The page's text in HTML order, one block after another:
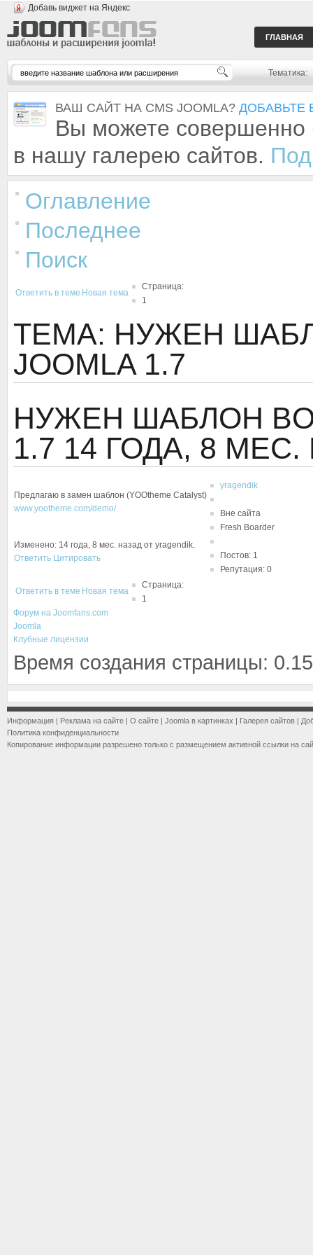
Добавь виджет на Яндекс
ГЛАВНАЯ
Тематика:
ВАШ САЙТ НА CMS JOOMLA? ДОБАВЬТЕ
Вы можете совершенно
в нашу галерею сайтов.
Оглавление
Последнее
Поиск
Ответить в теме Новая тема
Страница:
1
ТЕМА: НУЖЕН
JOOMLA 1.7
НУЖЕН ШАБЛОН
1.7 14 ГОДА, 8
Предлагаю в замен шаблон (YOOtheme Catalyst)
www.yootheme.com/demo/
yragendik
Вне сайта
Fresh Boarder
Постов: 1
Репутация: 0
Изменено: 14 года, 8 мес. назад от yragendik.
Ответить Цитировать
Ответить в теме Новая тема
Страница:
1
Форум на Joomfans.com
Joomla
Клубные лицензии
Время создания страницы:
Информация | Реклама на сайте | О сайте | Joomla в картинках | Галерея сайтов |
Политика конфиденциальности
Копирование информации разрешено только с размещением активной ссылки на